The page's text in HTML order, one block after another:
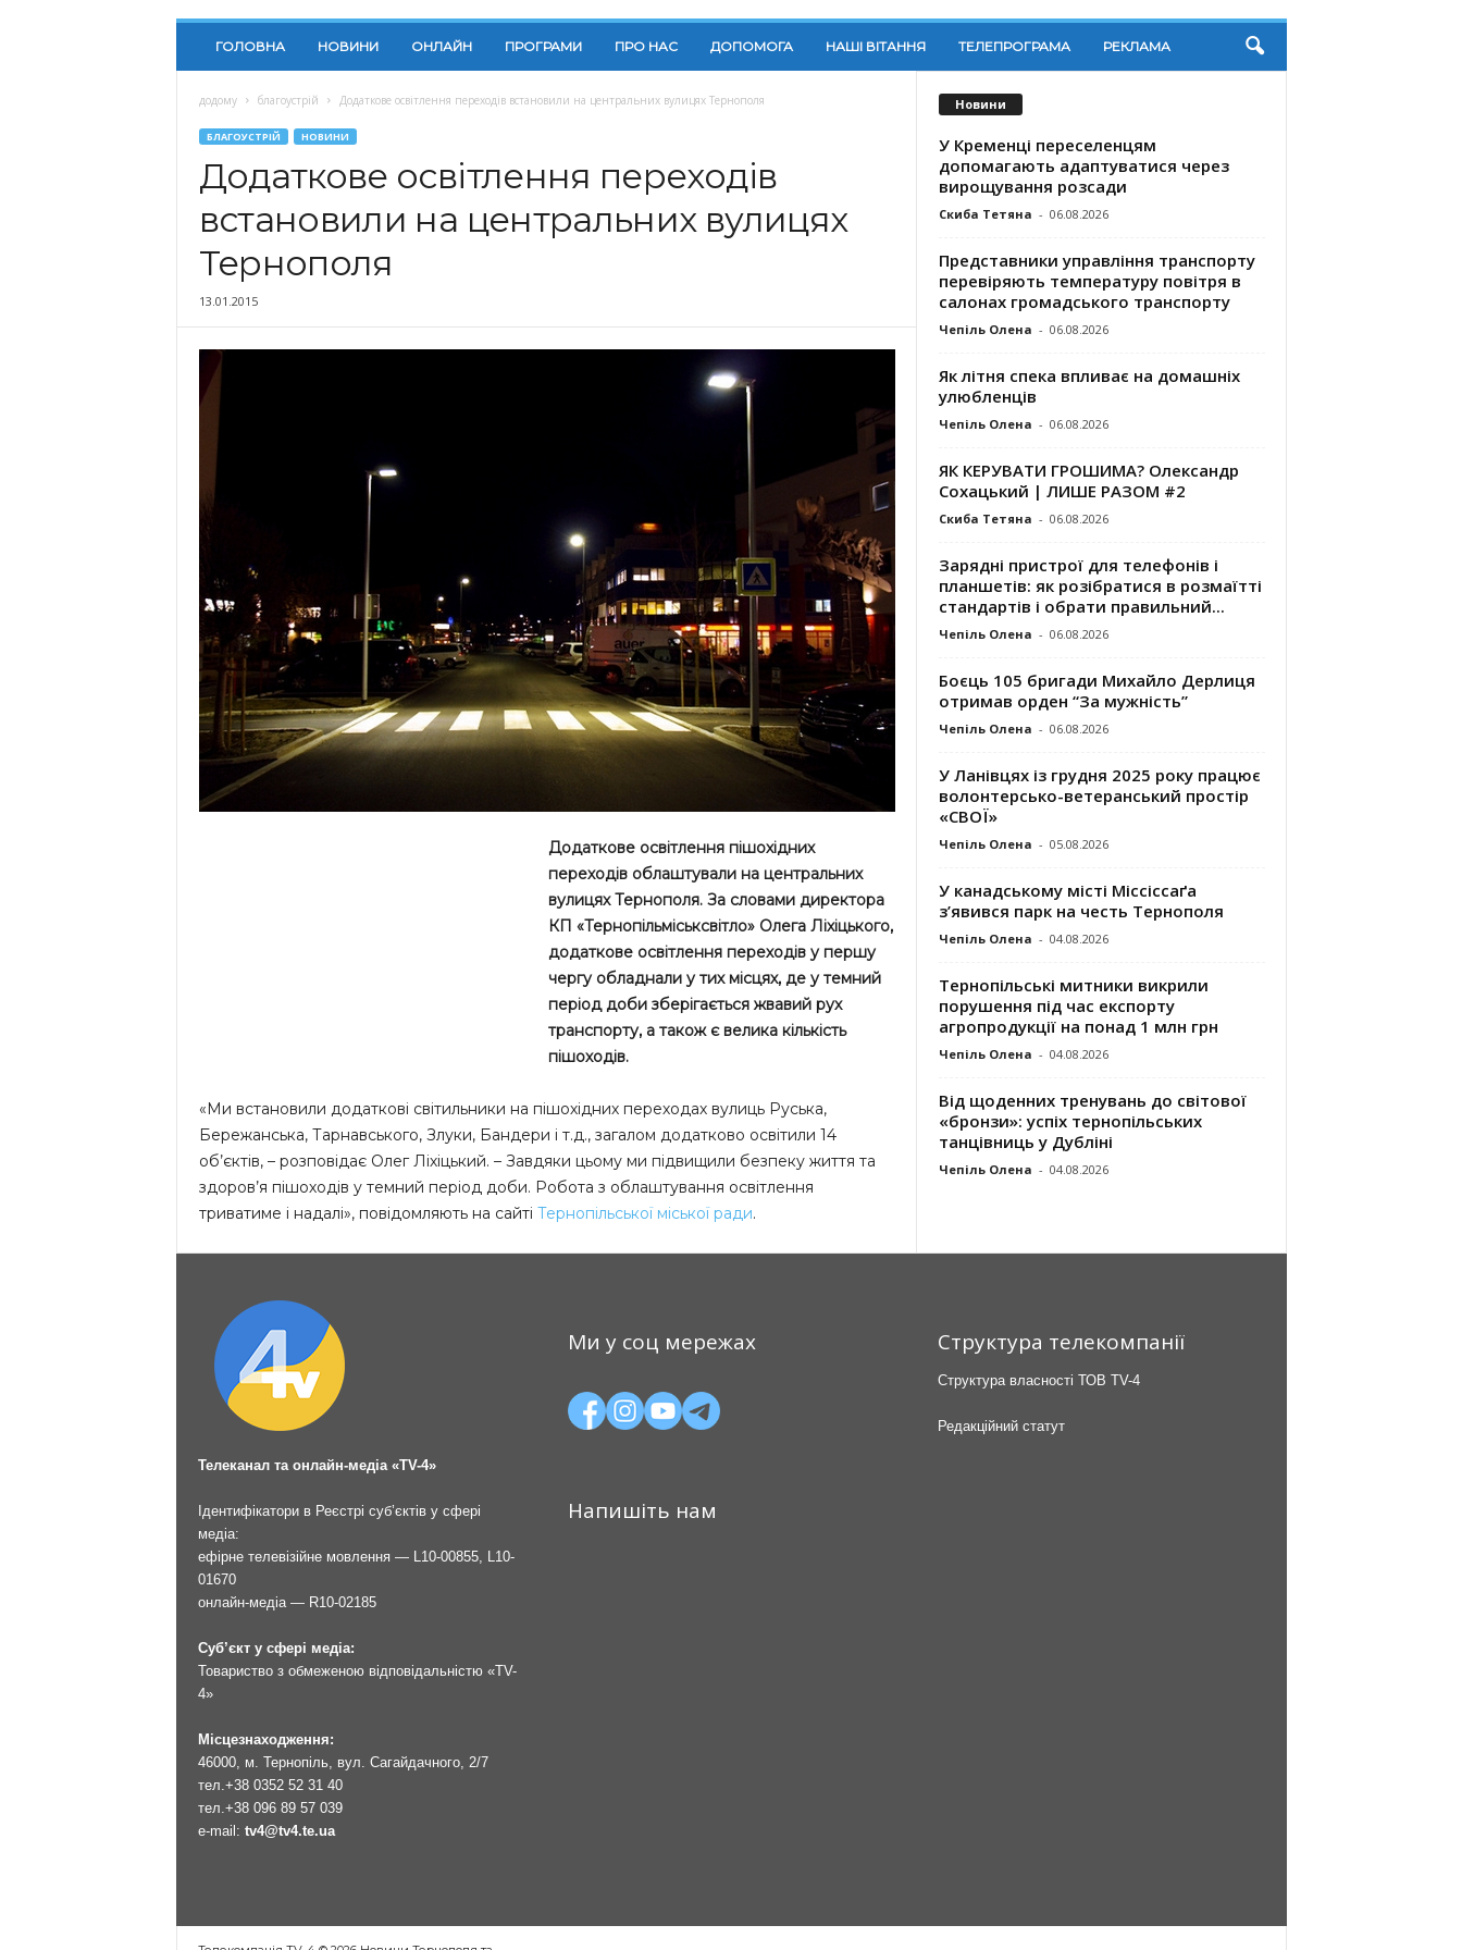
ГОЛОВНА НОВИНИ ОНЛАЙН ПРОГРАМИ ПРО НАС ДОПОМОГА НАШІ ВІТАННЯ ТЕЛЕПРОГРАМА РЕКЛАМА
додому благоустрій Додаткове освітлення переходів встановили на центральних вулицях Тернополя
БЛАГОУСТРІЙ НОВИНИ
Додаткове освітлення переходів
встановили на центральних вулицях
Тернополя
13.01.2015
Додаткове освітлення пішохідних
переходів облаштували на центральних
вулицях Тернополя. За словами директора
КП «Тернопільміськсвітло» Олега Ліхіцького,
додаткове освітлення переходів у першу
чергу обладнали у тих місцях, де у темний
період доби зберігається жвавий рух
транспорту, а також є велика кількість
пішоходів.
«Ми встановили додаткові світильники на пішохідних переходах вулиць Руська,
Бережанська, Тарнавського, Злуки, Бандери і т.д., загалом додатково освітили 14
об’єктів, – розповідає Олег Ліхіцький. – Завдяки цьому ми підвищили безпеку життя та
здоров’я пішоходів у темний період доби. Робота з облаштування освітлення
триватиме і надалі», повідомляють на сайті Тернопільської міської ради.
Новини
У Кременці переселенцям
допомагають адаптуватися через
вирощування розсади
Скиба Тетяна - 06.08.2026
Представники управління транспорту
перевіряють температуру повітря в
салонах громадського транспорту
Чепіль Олена - 06.08.2026
Як літня спека впливає на домашніх
улюбленців
Чепіль Олена - 06.08.2026
ЯК КЕРУВАТИ ГРОШИМА? Олександр
Сохацький | ЛИШЕ РАЗОМ #2
Скиба Тетяна - 06.08.2026
Зарядні пристрої для телефонів і
планшетів: як розібратися в розмаїтті
стандартів і обрати правильний...
Чепіль Олена - 06.08.2026
Боєць 105 бригади Михайло Дерлиця
отримав орден “За мужність”
Чепіль Олена - 06.08.2026
У Ланівцях із грудня 2025 року працює
волонтерсько-ветеранський простір
«СВОЇ»
Чепіль Олена - 05.08.2026
У канадському місті Міссіссаґа
з’явився парк на честь Тернополя
Чепіль Олена - 04.08.2026
Тернопільські митники викрили
порушення під час експорту
агропродукції на понад 1 млн грн
Чепіль Олена - 04.08.2026
Від щоденних тренувань до світової
«бронзи»: успіх тернопільських
танцівниць у Дубліні
Чепіль Олена - 04.08.2026
Телеканал та онлайн-медіа «TV-4»
Ідентифікатори в Реєстрі суб’єктів у сфері
медіа:
ефірне телевізійне мовлення — L10-00855, L10-
01670
онлайн-медіа — R10-02185
Суб’єкт у сфері медіа:
Товариство з обмеженою відповідальністю «TV-
4»
Місцезнаходження:
46000, м. Тернопіль, вул. Сагайдачного, 2/7
тел.+38 0352 52 31 40
тел.+38 096 89 57 039
e-mail: tv4@tv4.te.ua
Ми у соц мережах
Напишіть нам
Структура телекомпанії
Структура власності ТОВ TV-4
Редакційний статут